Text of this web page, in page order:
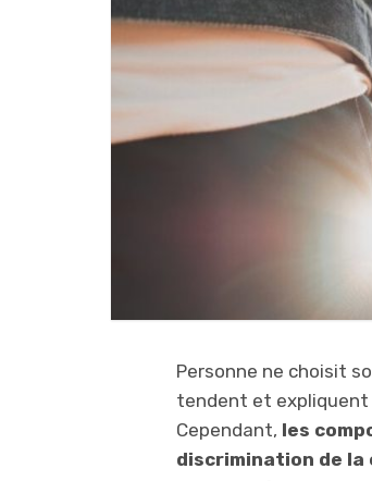
Personne ne choisit
tendent et expliquent
Cependant, les
discrimination de la